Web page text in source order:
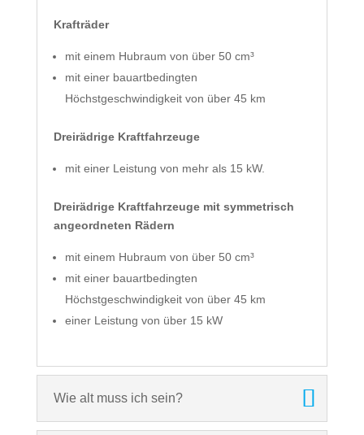
Krafträder
mit einem Hubraum von über 50 cm³
mit einer bauartbedingten
Höchstgeschwindigkeit von über 45 km
Dreirädrige Kraftfahrzeuge
mit einer Leistung von mehr als 15 kW.
Dreirädrige Kraftfahrzeuge mit symmetrisch
angeordneten Rädern
mit einem Hubraum von über 50 cm³
mit einer bauartbedingten
Höchstgeschwindigkeit von über 45 km
einer Leistung von über 15 kW
Wie alt muss ich sein?